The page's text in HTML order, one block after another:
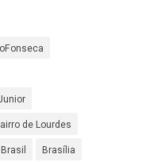
de Lourdes
Brasil Brasília